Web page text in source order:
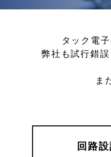
タック電
弊社も試行錯
ま
回路